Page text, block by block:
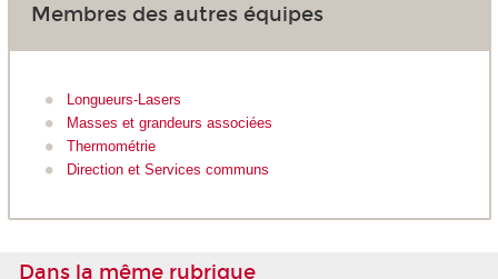
Membres des autres équipes
Longueurs-Lasers
Masses et grandeurs associées
Thermométrie
Direction et Services communs
Dans la même rubrique